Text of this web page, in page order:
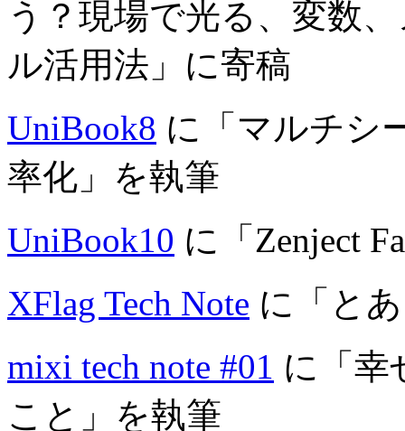
う？現場で光る、変数
ル活用法」に寄稿
UniBook8 に「マルチシ
率化」を執筆
UniBook10 に「Zenject
XFlag Tech Note に「と
mixi tech note #01 に「幸
こと」を執筆